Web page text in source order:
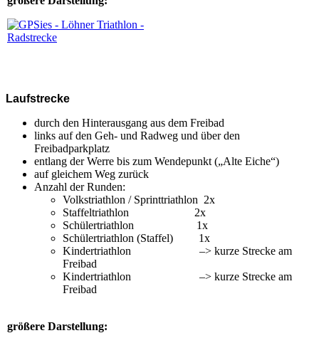
Laufstrecke
durch den Hinterausgang aus dem Freibad
links auf den Geh- und Radweg und über den
Freibadparkplatz
entlang der Werre bis zum Wendepunkt („Alte Eiche“)
auf gleichem Weg zurück
Anzahl der Runden:
Volkstriathlon / Sprinttriathlon 2x
Staffeltriathlon 2x
Schülertriathlon 1x
Schülertriathlon (Staffel) 1x
Kindertriathlon –> kurze Strecke am
Freibad
Kindertriathlon –> kurze Strecke am
Freibad
größere Darstellung: